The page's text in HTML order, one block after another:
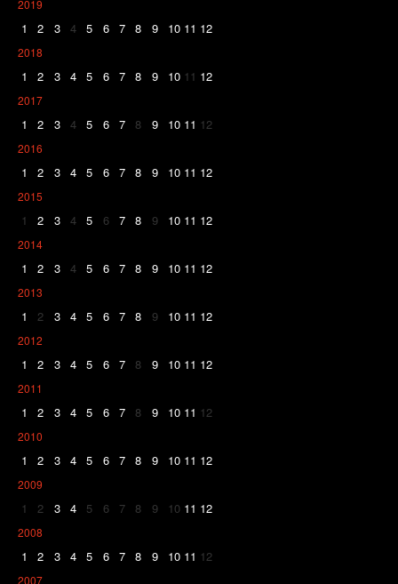
2019
1 2 3 4 5 6 7 8 9 10 11 12
2018
1 2 3 4 5 6 7 8 9 10 11 12
2017
1 2 3 4 5 6 7 8 9 10 11 12
2016
1 2 3 4 5 6 7 8 9 10 11 12
2015
1 2 3 4 5 6 7 8 9 10 11 12
2014
1 2 3 4 5 6 7 8 9 10 11 12
2013
1 2 3 4 5 6 7 8 9 10 11 12
2012
1 2 3 4 5 6 7 8 9 10 11 12
2011
1 2 3 4 5 6 7 8 9 10 11 12
2010
1 2 3 4 5 6 7 8 9 10 11 12
2009
1 2 3 4 5 6 7 8 9 10 11 12
2008
1 2 3 4 5 6 7 8 9 10 11 12
2007